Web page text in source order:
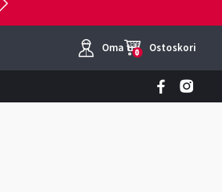
Oma tili
0 Ostoskori